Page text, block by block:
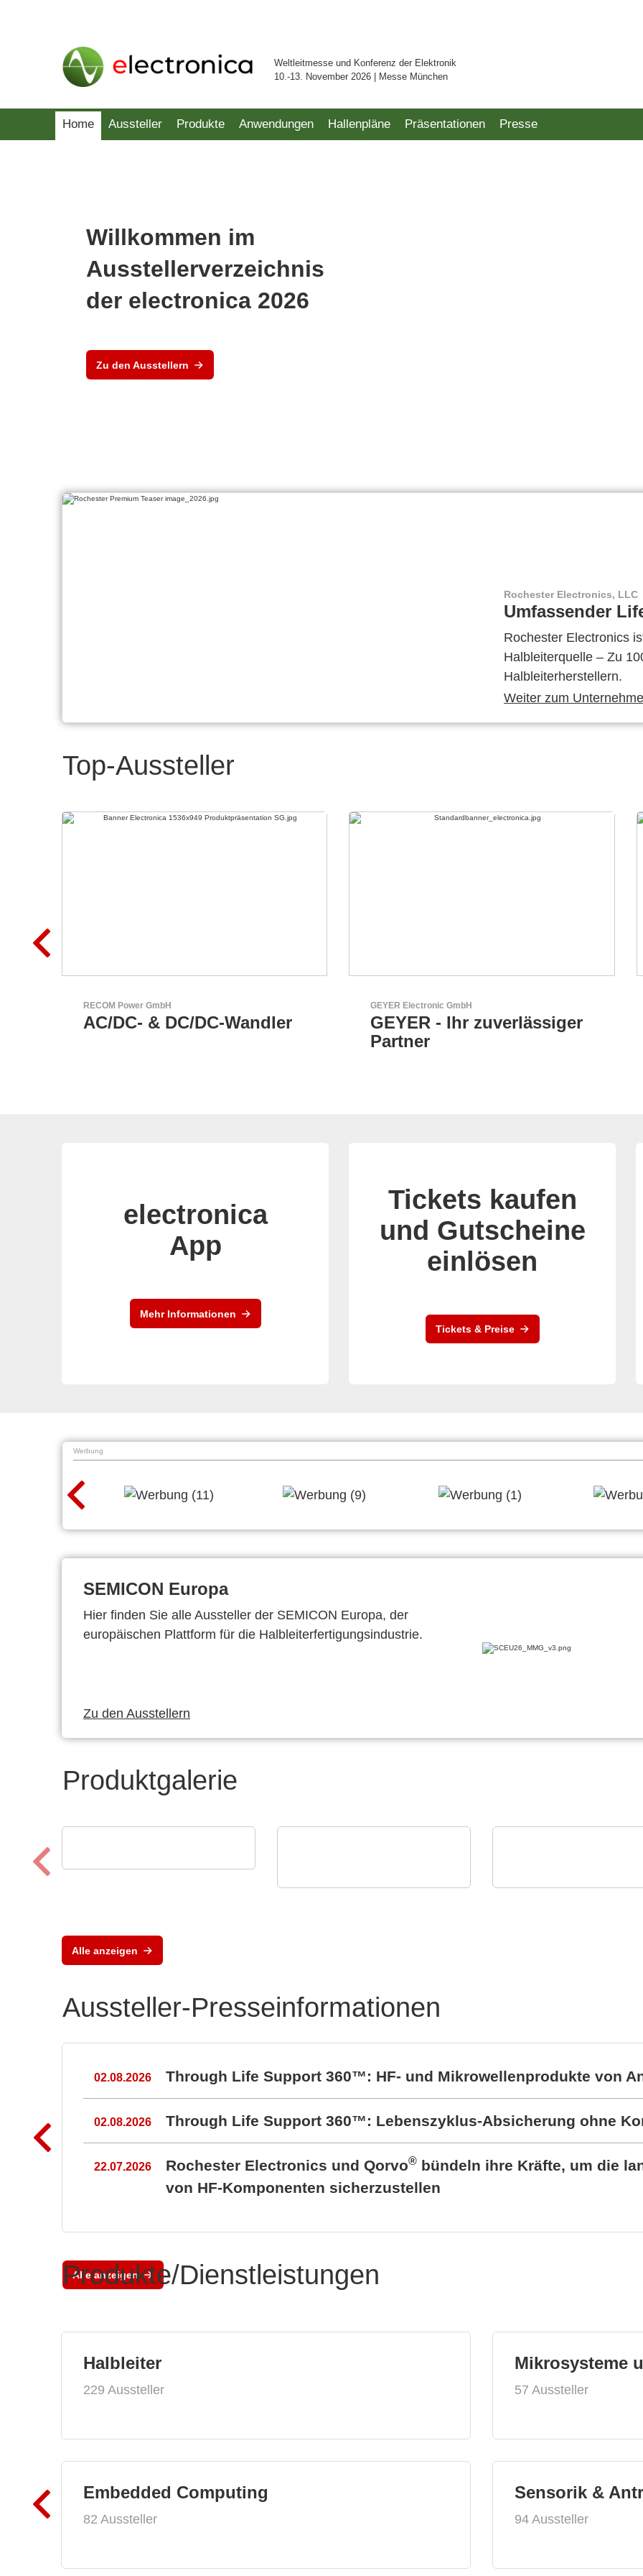
Weltleitmesse und Konferenz der Elektronik
10.-13. November 2026 | Messe München
Home Aussteller Produkte Anwendungen Hallenpläne Präsentationen Presse
Willkommen im
Ausstellerverzeichnis
der electronica 2026
Zu den Ausstellern
Rochester Electronics, LLC
Umfassender
Rochester Electronics
Halbleiterquelle – Zu
Halbleiterherstellern.
Weiter zum
Top-Aussteller
GEYER Electronic GmbH
GEYER - Ihr zuverlässiger
N&H Technology GmbH
HMI-Komponenten nach
Maß
electronica
App
Mehr Informationen
Tickets kaufen
und Gutscheine
einlösen
Tickets & Preise
Werbung
SEMICON Europa
Hier finden Sie alle Aussteller der SEMICON Europa, der
europäischen Plattform für die Halbleiterfertigungsindustrie.
Zu den Ausstellern
Produktgalerie
Alle anzeigen
Aussteller-Presseinformationen
02.08.2026 Through Life Support 360™: HF- und Mikrowellenprodukte von
02.08.2026 Through Life Support 360™: Lebenszyklus-Absicherung ohne
22.07.2026 Rochester Electronics und Qorvo® bündeln ihre Kräfte, um die
von HF-Komponenten sicherzustellen
Alle anzeigen
Produkte/Dienstleistungen
Halbleiter
229 Aussteller
Embedded Computing
82 Aussteller
Mikrosysteme
57 Aussteller
Sensorik &
94 Aussteller